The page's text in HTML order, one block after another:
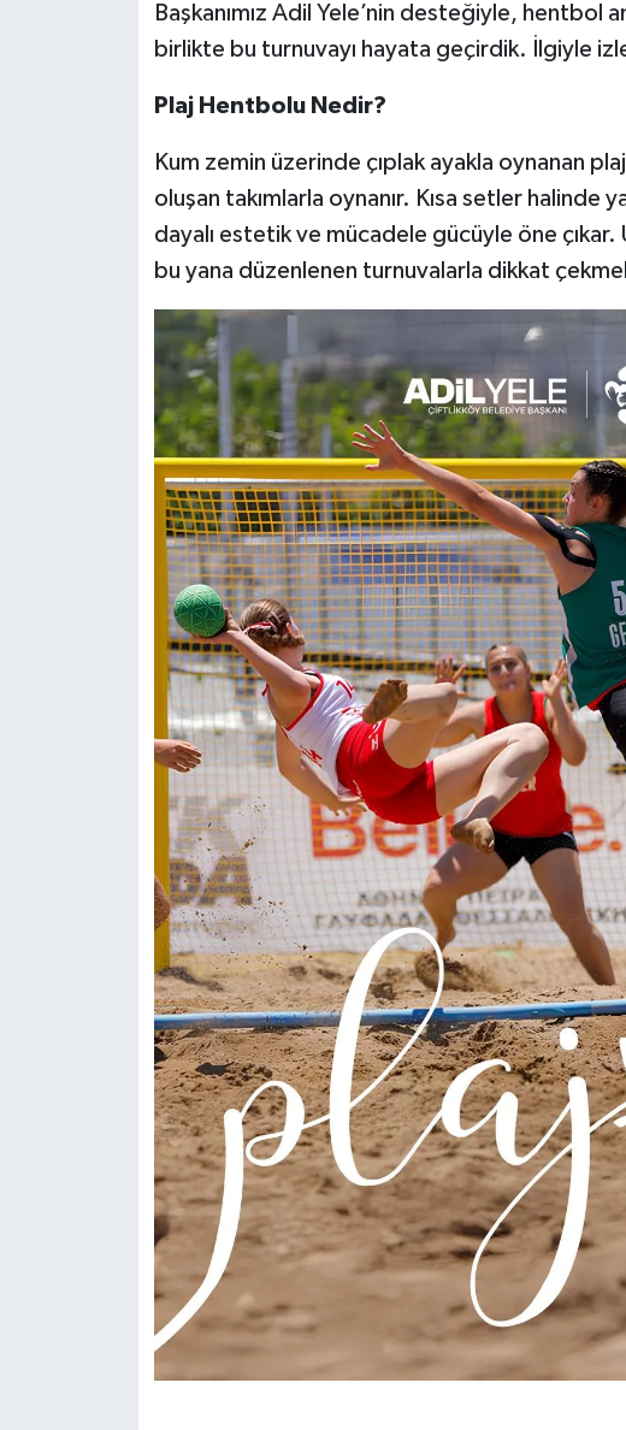
Başkanımız Adil Yele’nin desteğiyle,
birlikte bu turnuvayı hayata geçirdik. İlgiyle
Plaj Hentbolu Nedir?
Kum zemin üzerinde çıplak ayakla oynanan
oluşan takımlarla oynanır. Kısa setler halinde
dayalı estetik ve mücadele gücüyle öne çıkar.
bu yana düzenlenen turnuvalarla dikkat